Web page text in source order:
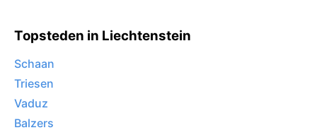
Topsteden in Liechtenstein
Schaan
Triesen
Vaduz
Balzers